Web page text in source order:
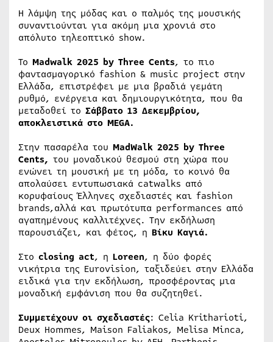
Η λάμψη της μόδας και ο παλμός της μουσικής
συναντιούνται για ακόμη μια χρονιά στο
απόλυτο τηλεοπτικό show.
Το Madwalk 2025 by Three Cents, το πιο
φαντασμαγορικό fashion & music project στην
Ελλάδα, επιστρέφει με μια βραδιά γεμάτη
ρυθμό, ενέργεια και δημιουργικότητα, που θα
μεταδοθεί το Σάββατο 13 Δεκεμβρίου,
αποκλειστικά στο MEGA.
Στην πασαρέλα του MadWalk 2025 by Three
Cents, του μοναδικού θεσμού στη χώρα που
ενώνει τη μουσική με τη μόδα, το κοινό θα
απολαύσει εντυπωσιακά catwalks από
κορυφαίους Έλληνες σχεδιαστές και fashion
brands,αλλά και πρωτότυπα performances από
αγαπημένους καλλιτέχνες. Την εκδήλωση
παρουσιάζει, και φέτος, η Βίκυ Καγιά.
Στο closing act, η Loreen, η δύο φορές
νικήτρια της Eurovision, ταξιδεύει στην Ελλάδα
ειδικά για την εκδήλωση, προσφέροντας μια
μοναδική εμφάνιση που θα συζητηθεί.
Συμμετέχουν οι σχεδιαστές: Celia Kritharioti,
Deux Hommes, Maison Faliakos, Melisa Minca,